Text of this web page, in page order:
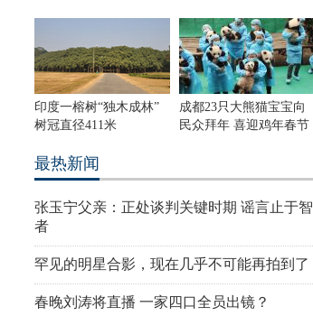
印度一榕树“独木成林”
树冠直径411米
成都23只大熊猫宝宝向
民众拜年 喜迎鸡年春节
最热新闻
张玉宁父亲：正处谈判关键时期 谣言止于智
者
罕见的明星合影，现在几乎不可能再拍到了
春晚刘涛将直播 一家四口全员出镜？